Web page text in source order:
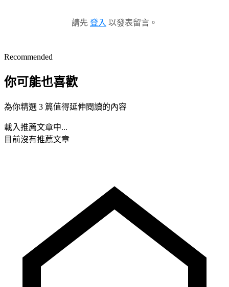
請先 登入 以發表留言。
Recommended
你可能也喜歡
為你精選 3 篇值得延伸閱讀的內容
載入推薦文章中...
目前沒有推薦文章